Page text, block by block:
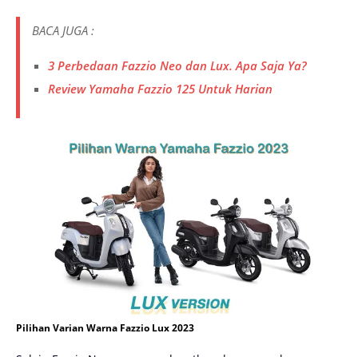
BACA JUGA :
3 Perbedaan Fazzio Neo dan Lux. Apa Saja Ya?
Review Yamaha Fazzio 125 Untuk Harian
Pilihan Varian Warna Fazzio Lux 2023